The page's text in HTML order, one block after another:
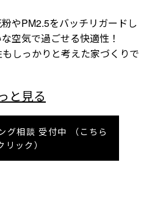
やPM2.5をバッチリガードし
空気で過ごせる快適性！
しっかりと考えた家づくりで
相談 受付中 （こちら
リック）